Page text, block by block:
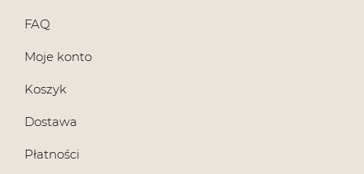
FAQ
Moje konto
Koszyk
Dostawa
Płatności